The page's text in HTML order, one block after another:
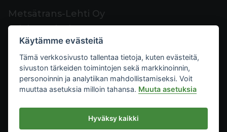
Metsätrans-Lehti Oy
Asiakaspalvelu
Yhteystiedot
Palaute
Mediakortti
Metsätrans-Lehti Oy
Tietosuoja
Käytämme evästeitä
Tämä verkkosivusto tallentaa tietoja, kuten evästeitä,
sivuston tärkeiden toimintojen sekä markkinoinnin,
personoinnin ja analytiikan mahdollistamiseksi. Voit
muuttaa asetuksia milloin tahansa. Muuta asetuksia
Hyväksy kaikki